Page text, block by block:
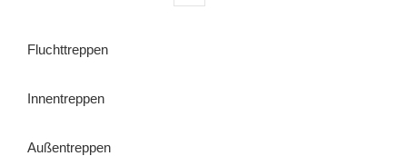
Fluchttreppen
Innentreppen
Außentreppen